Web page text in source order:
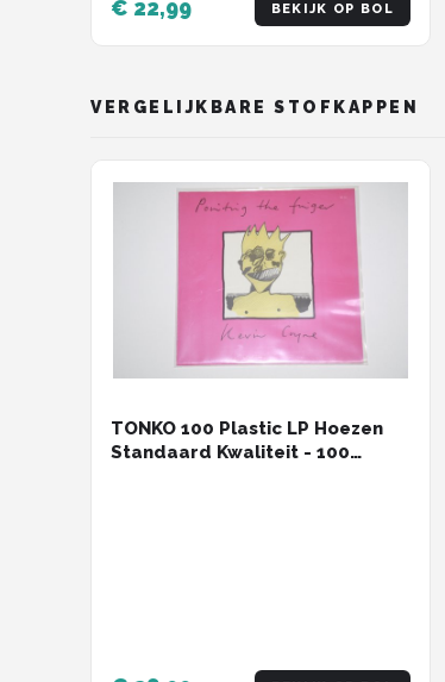
Albums en LP's (100 stuks)
Tonko
€ 22,99 BEKIJK OP BOL
VERGELIJKBARE STOFKAPPEN
TONKO 100 Plastic LP Hoezen
Standaard Kwaliteit - 100